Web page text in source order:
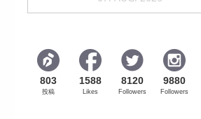
803
投稿
1588
Likes
8120
Followers
9880
Followers